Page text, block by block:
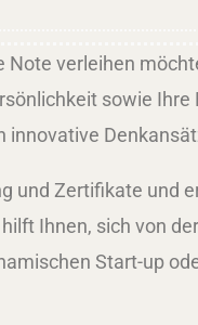
verleihen
sowie
innovative
Zertifikate und
Ihnen, sich von
Start-up